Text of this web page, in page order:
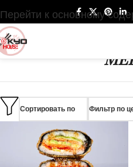
Перейти к основному
Сортировать по Фильтр по